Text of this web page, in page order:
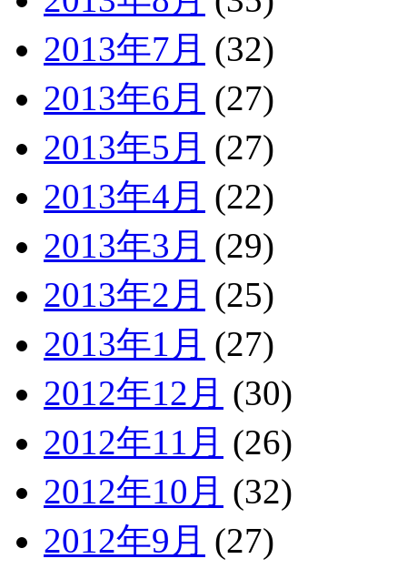
2013年7月 (32)
2013年6月 (27)
2013年5月 (27)
2013年4月 (22)
2013年3月 (29)
2013年2月 (25)
2013年1月 (27)
2012年12月 (30)
2012年11月 (26)
2012年10月 (32)
2012年9月 (27)